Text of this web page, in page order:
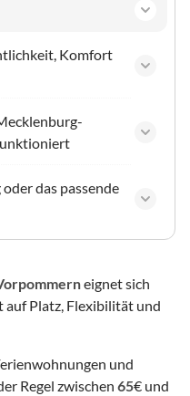
Komfort
das passende
eignet sich
auf Platz, Flexibilität und
und
Regel zwischen 65€ und